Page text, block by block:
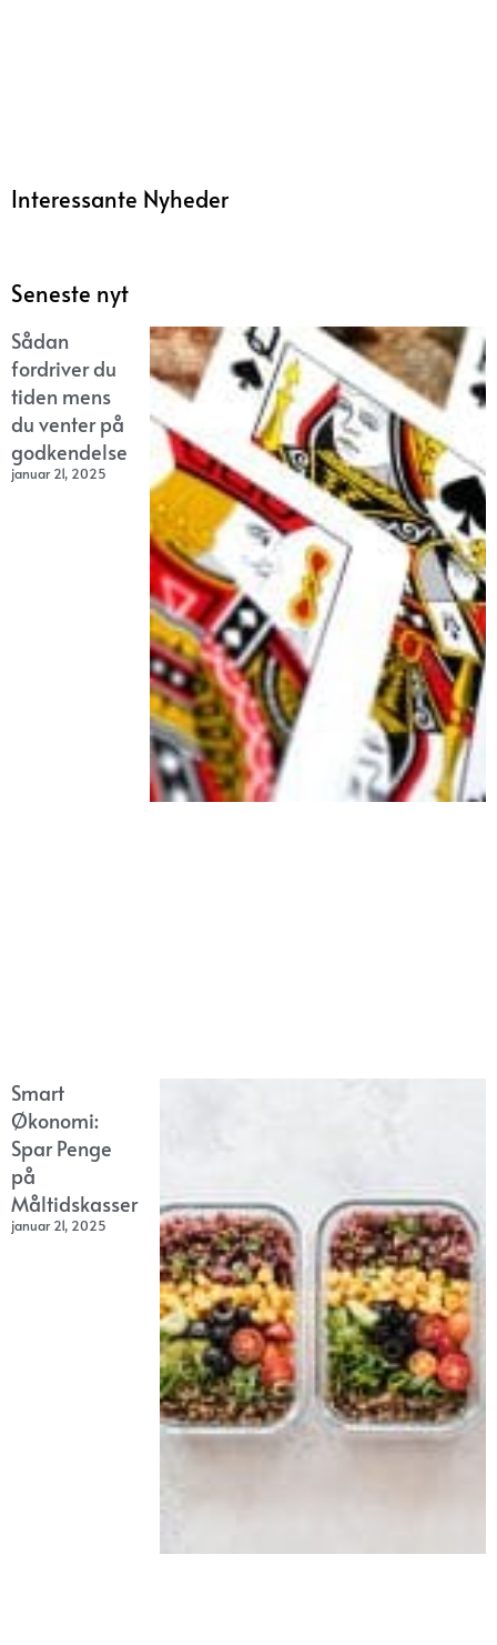
Interessante Nyheder
Seneste nyt
Sådan
fordriver du
tiden mens
du venter på
godkendelse
januar 21, 2025
Smart
Økonomi:
Spar Penge
på
Måltidskasser
januar 21, 2025